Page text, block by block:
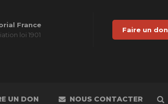
France
loi 1901
Faire un don
UN DON NOUS CONTACTER